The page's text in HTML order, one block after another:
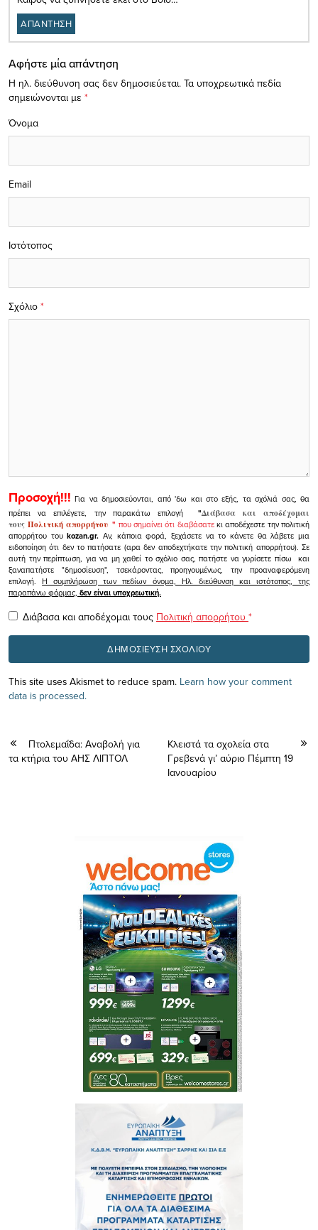
ΑΠΑΝΤΗΣΗ
Αφήστε μία απάντηση
Η ηλ. διεύθυνση σας δεν δημοσιεύεται. Τα υποχρεωτικά πεδία
σημειώνονται με *
Σχόλιο *
Όνομα
Email
Ιστότοπος
Προσοχή!!! Για να δημοσιεύονται, από 'δω και στο εξής, τα σχόλιά σας, θα
πρέπει να επιλέγετε, την παρακάτω επιλογή
"Διάβασα και αποδέχομαι
τουςΠολιτική απορρήτου" που σημαίνει ότι διαβάσατεκι αποδέχεστε την πολιτική
απορρήτου τουkozan.gr. Αν, κάποια φορά, ξεχάσετε να το κάνετε θα λάβετε μια
ειδοποίηση ότι δεν το πατήσατε (αρα δεν αποδεχτήκατε την πολιτική απορρήτου). Σε
αυτή την περίπτωση, για να μη χαθεί το σχόλιο σας, πατήστε να γυρίσετε πίσω και
ξαναπατήστε "δημοσίευση", τσεκάροντας, προηγουμένως, την προαναφερόμενη
επιλογή.Η συμπλήρωση των πεδίων όνομα, Ηλ. διεύθυνση και ιστότοπος, της
παραπάνω φόρμας, δεν είναι υποχρεωτική.
Διάβασα και αποδέχομαι τους Πολιτική απορρήτου *
This site uses Akismet to reduce spam. Learn how your comment
data is processed.
Πτολεμαΐδα: Αναβολή για
τα κτήρια του ΑΗΣ ΛΙΠΤΟΛ
Κλειστά τα σχολεία στα
Γρεβενά γι’ αύριο Πέμπτη 19
Ιανουαρίου